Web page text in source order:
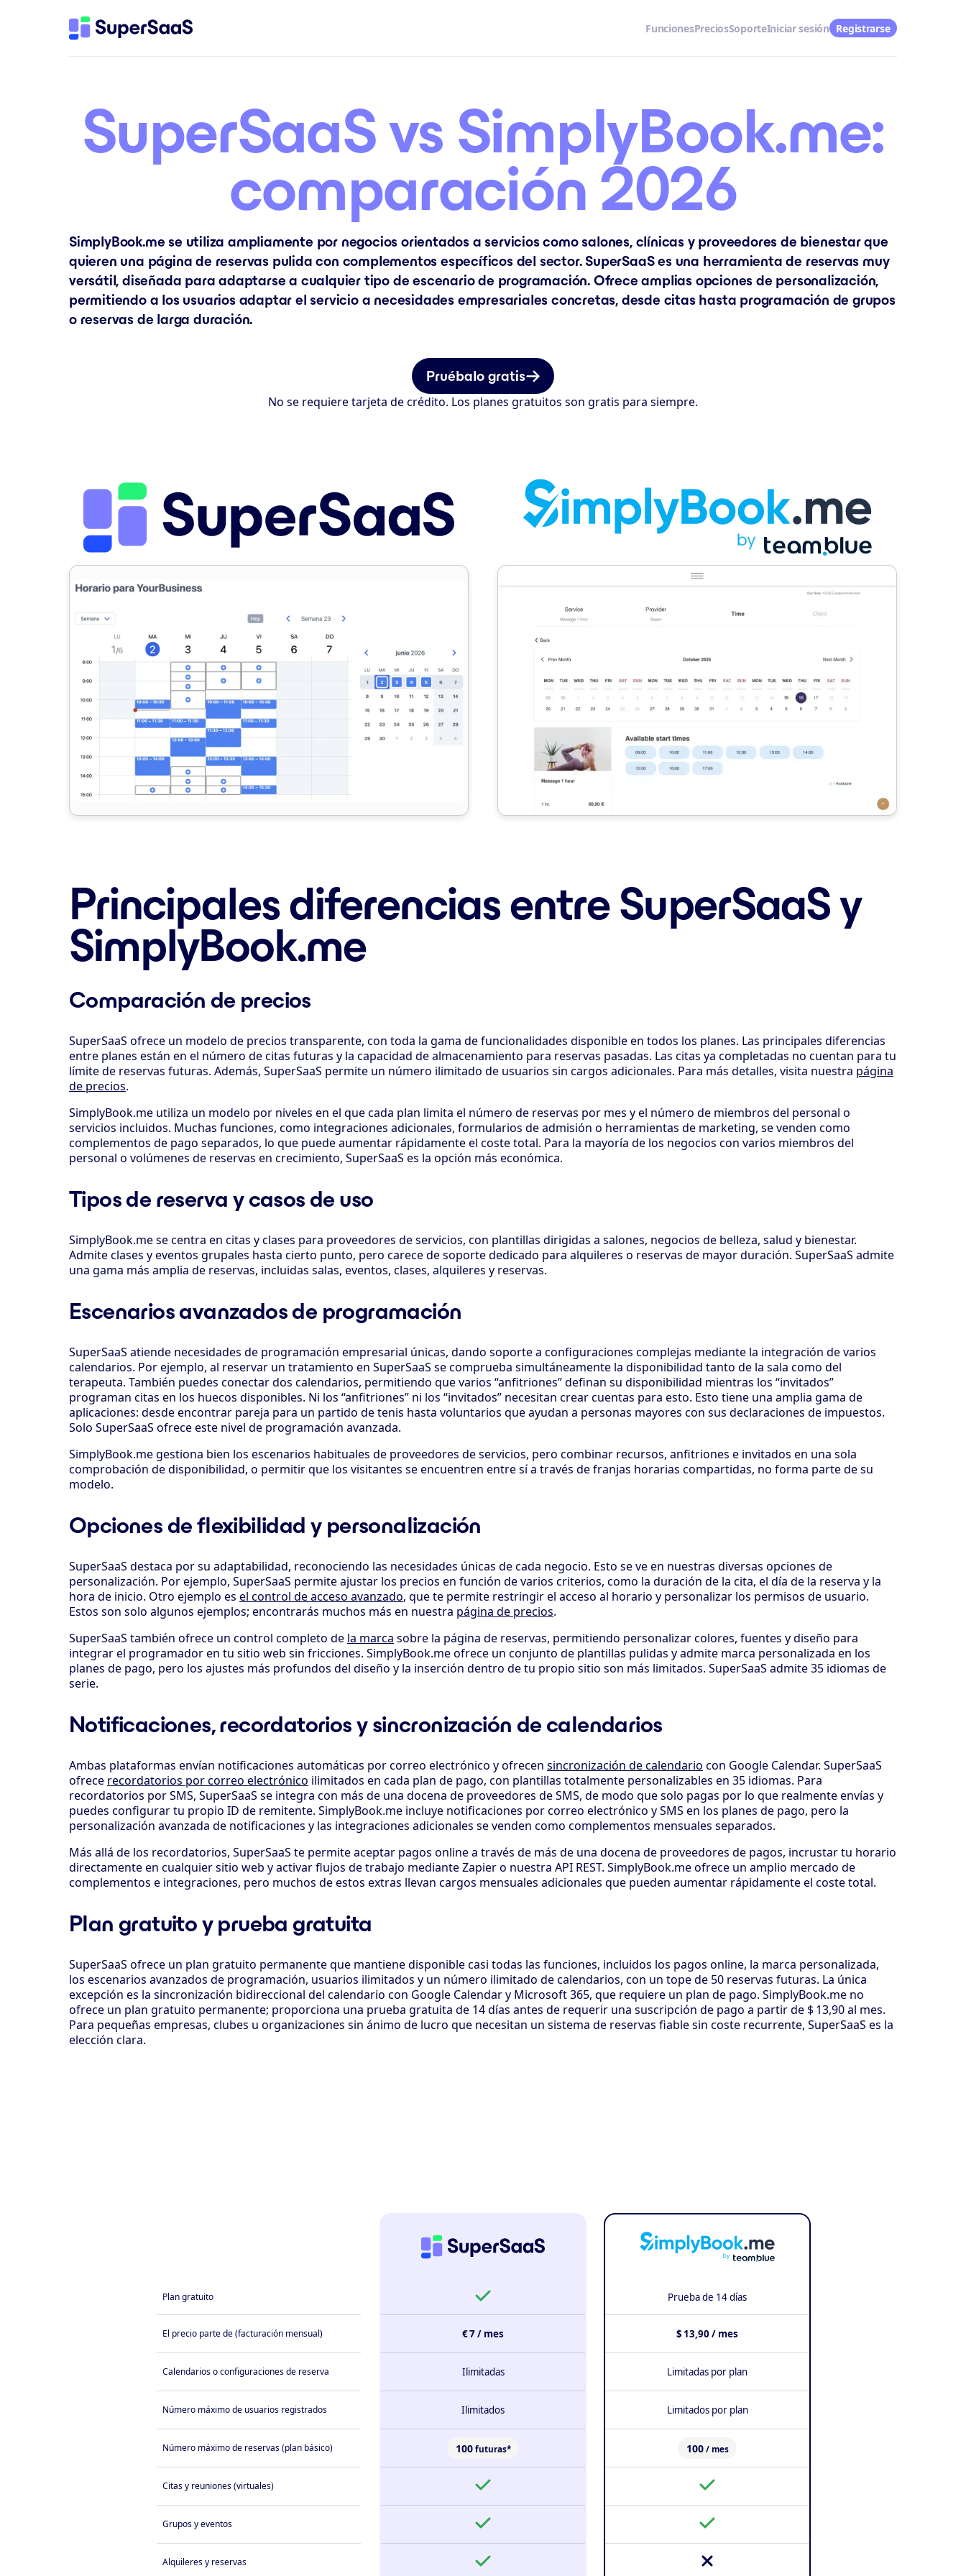
FuncionesPreciosSoporteIniciar sesión Registrarse
SuperSaaS vs SimplyBook.me:
comparación 2026
SimplyBook.me se utiliza ampliamente por negocios orientados a servicios como salones, clínicas y proveedores de bienestar que
quieren una página de reservas pulida con complementos específicos del sector. SuperSaaS es una herramienta de reservas muy
versátil, diseñada para adaptarse a cualquier tipo de escenario de programación. Ofrece amplias opciones de personalización,
permitiendo a los usuarios adaptar el servicio a necesidades empresariales concretas, desde citas hasta programación de grupos
o reservas de larga duración.
Pruébalo gratis
No se requiere tarjeta de crédito. Los planes gratuitos son gratis para siempre.
Principales diferencias entre SuperSaaS y
SimplyBook.me
Comparación de precios
SuperSaaS ofrece un modelo de precios transparente, con toda la gama de funcionalidades disponible en todos los planes. Las principales diferencias
entre planes están en el número de citas futuras y la capacidad de almacenamiento para reservas pasadas. Las citas ya completadas no cuentan para tu
límite de reservas futuras. Además, SuperSaaS permite un número ilimitado de usuarios sin cargos adicionales. Para más detalles, visita nuestra página
de precios.
SimplyBook.me utiliza un modelo por niveles en el que cada plan limita el número de reservas por mes y el número de miembros del personal o
servicios incluidos. Muchas funciones, como integraciones adicionales, formularios de admisión o herramientas de marketing, se venden como
complementos de pago separados, lo que puede aumentar rápidamente el coste total. Para la mayoría de los negocios con varios miembros del
personal o volúmenes de reservas en crecimiento, SuperSaaS es la opción más económica.
Tipos de reserva y casos de uso
SimplyBook.me se centra en citas y clases para proveedores de servicios, con plantillas dirigidas a salones, negocios de belleza, salud y bienestar.
Admite clases y eventos grupales hasta cierto punto, pero carece de soporte dedicado para alquileres o reservas de mayor duración. SuperSaaS admite
una gama más amplia de reservas, incluidas salas, eventos, clases, alquileres y reservas.
Escenarios avanzados de programación
SuperSaaS atiende necesidades de programación empresarial únicas, dando soporte a configuraciones complejas mediante la integración de varios
calendarios. Por ejemplo, al reservar un tratamiento en SuperSaaS se comprueba simultáneamente la disponibilidad tanto de la sala como del
terapeuta. También puedes conectar dos calendarios, permitiendo que varios “anfitriones” definan su disponibilidad mientras los “invitados”
programan citas en los huecos disponibles. Ni los “anfitriones” ni los “invitados” necesitan crear cuentas para esto. Esto tiene una amplia gama de
aplicaciones: desde encontrar pareja para un partido de tenis hasta voluntarios que ayudan a personas mayores con sus declaraciones de impuestos.
Solo SuperSaaS ofrece este nivel de programación avanzada.
SimplyBook.me gestiona bien los escenarios habituales de proveedores de servicios, pero combinar recursos, anfitriones e invitados en una sola
comprobación de disponibilidad, o permitir que los visitantes se encuentren entre sí a través de franjas horarias compartidas, no forma parte de su
modelo.
Opciones de flexibilidad y personalización
SuperSaaS destaca por su adaptabilidad, reconociendo las necesidades únicas de cada negocio. Esto se ve en nuestras diversas opciones de
personalización. Por ejemplo, SuperSaaS permite ajustar los precios en función de varios criterios, como la duración de la cita, el día de la reserva y la
hora de inicio. Otro ejemplo es el control de acceso avanzado, que te permite restringir el acceso al horario y personalizar los permisos de usuario.
Estos son solo algunos ejemplos; encontrarás muchos más en nuestra página de precios.
SuperSaaS también ofrece un control completo de la marca sobre la página de reservas, permitiendo personalizar colores, fuentes y diseño para
integrar el programador en tu sitio web sin fricciones. SimplyBook.me ofrece un conjunto de plantillas pulidas y admite marca personalizada en los
planes de pago, pero los ajustes más profundos del diseño y la inserción dentro de tu propio sitio son más limitados. SuperSaaS admite 35 idiomas de
serie.
Notificaciones, recordatorios y sincronización de calendarios
Ambas plataformas envían notificaciones automáticas por correo electrónico y ofrecen sincronización de calendario con Google Calendar. SuperSaaS
ofrece recordatorios por correo electrónico ilimitados en cada plan de pago, con plantillas totalmente personalizables en 35 idiomas. Para
recordatorios por SMS, SuperSaaS se integra con más de una docena de proveedores de SMS, de modo que solo pagas por lo que realmente envías y
puedes configurar tu propio ID de remitente. SimplyBook.me incluye notificaciones por correo electrónico y SMS en los planes de pago, pero la
personalización avanzada de notificaciones y las integraciones adicionales se venden como complementos mensuales separados.
Más allá de los recordatorios, SuperSaaS te permite aceptar pagos online a través de más de una docena de proveedores de pagos, incrustar tu horario
directamente en cualquier sitio web y activar flujos de trabajo mediante Zapier o nuestra API REST. SimplyBook.me ofrece un amplio mercado de
complementos e integraciones, pero muchos de estos extras llevan cargos mensuales adicionales que pueden aumentar rápidamente el coste total.
Plan gratuito y prueba gratuita
SuperSaaS ofrece un plan gratuito permanente que mantiene disponible casi todas las funciones, incluidos los pagos online, la marca personalizada,
los escenarios avanzados de programación, usuarios ilimitados y un número ilimitado de calendarios, con un tope de 50 reservas futuras. La única
excepción es la sincronización bidireccional del calendario con Google Calendar y Microsoft 365, que requiere un plan de pago. SimplyBook.me no
ofrece un plan gratuito permanente; proporciona una prueba gratuita de 14 días antes de requerir una suscripción de pago a partir de $ 13,90 al mes.
Para pequeñas empresas, clubes u organizaciones sin ánimo de lucro que necesitan un sistema de reservas fiable sin coste recurrente, SuperSaaS es la
elección clara.
Plan gratuito
El precio parte de (facturación mensual)
Calendarios o configuraciones de reserva
Número máximo de usuarios registrados
Número máximo de reservas (plan básico)
Citas y reuniones (virtuales)
Grupos y eventos
Alquileres y reservas
€ 7 / mes
Ilimitadas
Ilimitados
100futuras*
Prueba de 14 días
$ 13,90 / mes
Limitadas por plan
Limitados por plan
100/ mes